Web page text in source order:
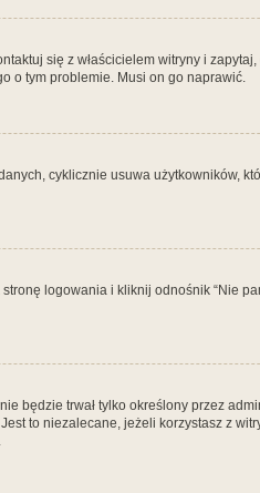
się z właścicielem witryny i
o tym problemie. Musi on go naprawić.
cyklicznie usuwa użytkowników,
logowania i kliknij odnośnik “Nie
będzie trwał tylko określony przez
Jest to niezalecane, jeżeli korzystasz z